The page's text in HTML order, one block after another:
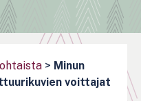
> Minun
voittajat